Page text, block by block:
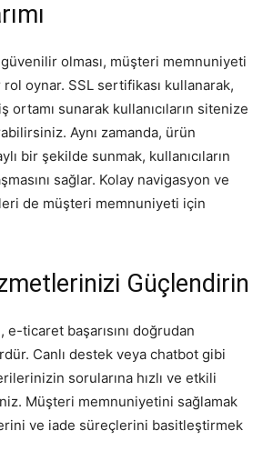
olması, müşteri memnuniyeti
rol oynar. SSL sertifikası kullanarak,
ortamı sunarak kullanıcıların sitenize
Aynı zamanda, ürün
bir şekilde sunmak, kullanıcıların
sağlar. Kolay navigasyon ve
de müşteri memnuniyeti için
Güçlendirin
ticaret başarısını doğrudan
Canlı destek veya chatbot gibi
sorularına hızlı ve etkili
Müşteri memnuniyetini sağlamak
ve iade süreçlerini basitleştirmek